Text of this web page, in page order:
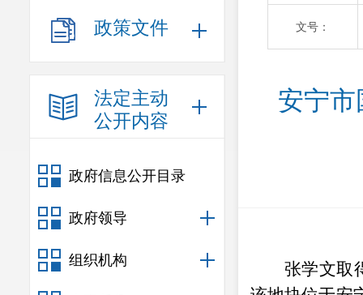
政策文件
法定主动
公开内容
政府信息公开目录
政府领导
组织机构
文号：
安宁
张学文取